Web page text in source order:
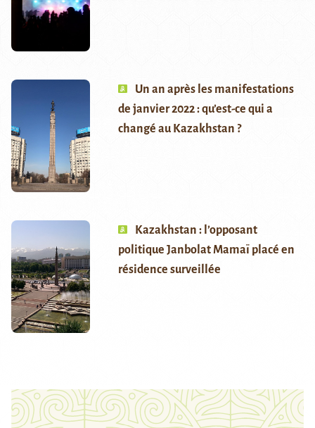
Un an après les manifestations
de janvier 2022 : qu’est-ce qui a
changé au Kazakhstan ?
Kazakhstan : l’opposant
politique Janbolat Mamaï placé en
résidence surveillée